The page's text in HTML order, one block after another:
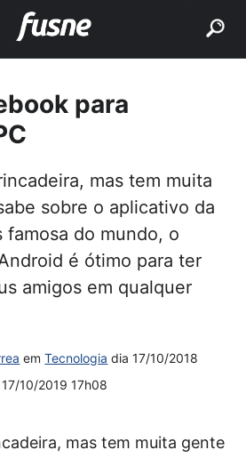
para
mas tem muita
sobre o aplicativo da
famosa do mundo, o
é ótimo para ter
amigos em qualquer
emTecnologia dia17/10/2018
17/10/2019 17h08
mas tem muita gente